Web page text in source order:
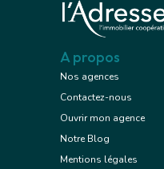
A propos
Nos agences
Contactez-nous
Ouvrir mon agence
Notre Blog
Mentions légales